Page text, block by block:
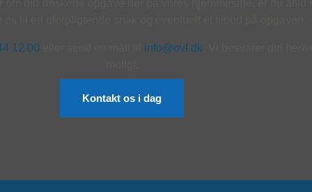
12 00 info@ovf.dk. Vi besvarer din
Kontakt os i dag